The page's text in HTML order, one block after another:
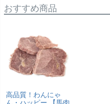
おすすめ商品
高品質！わんにゃ
ん・ハッピー 【馬肉